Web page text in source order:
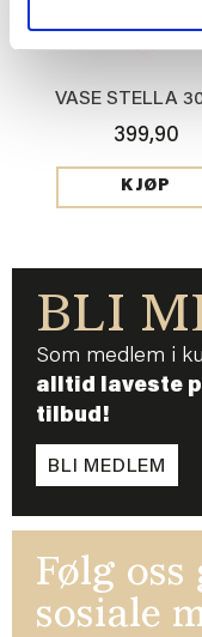
VASE STELLA
399,90
KJØP
BLI
Som medlem i
alltid laveste
tilbud!
BLI MEDLEM
Følg oss
sosiale